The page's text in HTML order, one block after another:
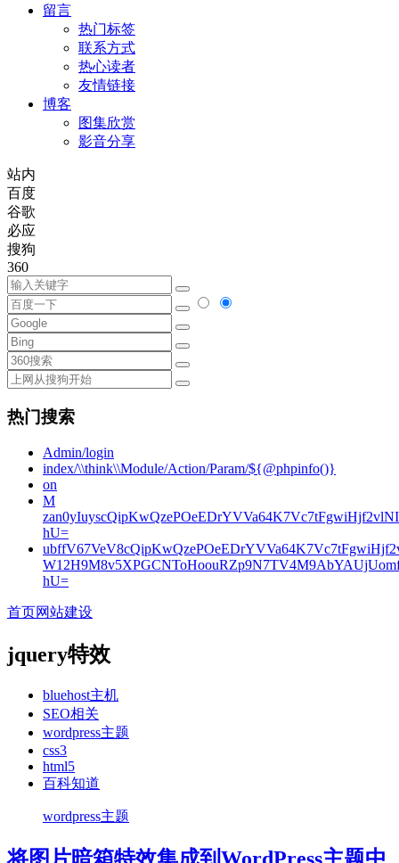
留言
热门标签
联系方式
热心读者
友情链接
博客
图集欣赏
影音分享
站内
百度
谷歌
必应
搜狗
360
热门搜索
Admin/login
index/\\think\\Module/Action/Param/${@phpinfo()}
on
M
hU=
hU=
首页网站建设
jquery特效
bluehost主机
SEO相关
wordpress主题
css3
html5
百科知道
wordpress主题